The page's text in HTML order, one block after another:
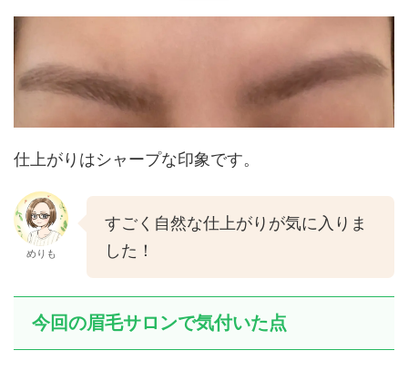
仕上がりはシャープな印象です。
めりも
すごく自然な仕上がりが気に入りま
した！
今回の眉毛サロンで気付いた点